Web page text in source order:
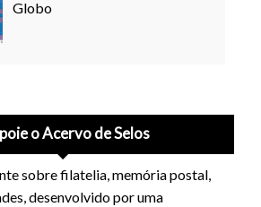
Globo
o Acervo de Selos
sobre filatelia, memória postal,
desenvolvido por uma